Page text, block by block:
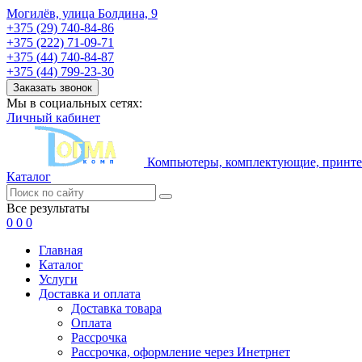
Могилёв, улица Болдина, 9
+375 (29) 740-84-86
+375 (222) 71-09-71
+375 (44) 740-84-87
+375 (44) 799-23-30
Заказать звонок
Мы в социальных сетях:
Личный кабинет
Компьютеры, комплектующие,
Каталог
Все результаты
0 0 0
Главная
Каталог
Услуги
Доставка и оплата
Доставка товара
Оплата
Рассрочка
Рассрочка, оформление через Инетрнет